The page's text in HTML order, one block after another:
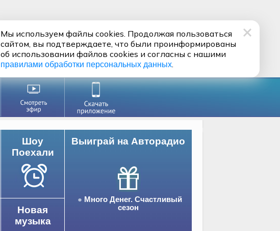
Выиграй на Авторадио
Много Денег. Счастливый
сезон
Шоу
Поехали
Новая
музыка
Мы используем файлы cookies. Продолжая пользоваться
сайтом, вы подтверждаете, что были проинформированы
об использовании файлов cookies и согласны с нашими
правилами обработки персональных данных.